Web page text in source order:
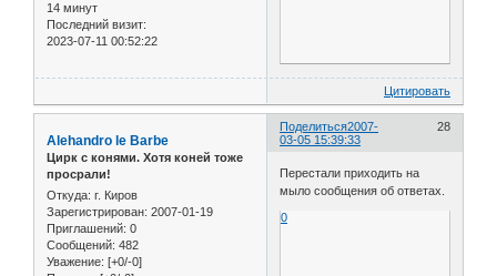
14 минут
Последний визит:
2023-07-11 00:52:22
Цитировать
Поделиться 28
2007-
03-05 15:39:33
Alehandro le Barbe
Цирк с конями. Хотя коней тоже
просрали!
Откуда: г. Киров
Зарегистрирован: 2007-01-19
Приглашений: 0
Сообщений: 482
Уважение: [+0/-0]
Перестали приходить на
мыло сообщения об ответах.
0